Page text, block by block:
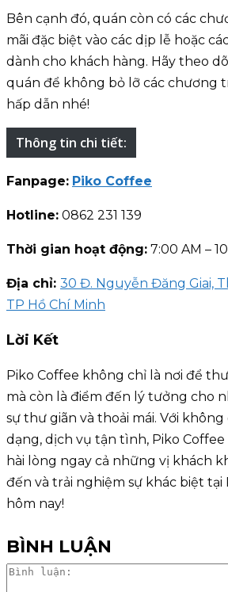
Bên cạnh đó, quán còn có các
mãi đặc biệt vào các dịp lễ hoặc
dành cho khách hàng. Hãy theo
quán để không bỏ lỡ các chương
hấp dẫn nhé!
Thông tin chi tiết:
Fanpage: Piko Coffee
Hotline: 0862 231 139
Thời gian hoạt động: 7:00 AM –
Địa chỉ: 30 Đ. Nguyễn Đăng Giai,
TP Hồ Chí Minh
Lời Kết
Piko Coffee không chỉ là nơi để
mà còn là điểm đến lý tưởng cho
sự thư giãn và thoải mái. Với
dạng, dịch vụ tận tình, Piko Coffee
hài lòng ngay cả những vị khách
đến và trải nghiệm sự khác biệt tại
hôm nay!
BÌNH LUẬN